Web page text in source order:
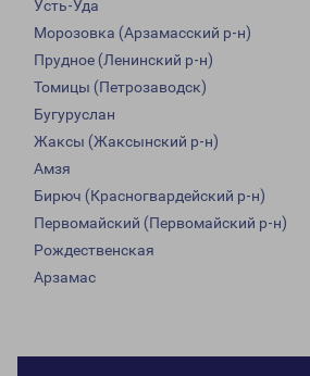
Усть-Уда
Морозовка (Арзамасский р-н)
Прудное (Ленинский р-н)
Томицы (Петрозаводск)
Бугуруслан
Жаксы (Жаксынский р-н)
Амзя
Бирюч (Красногвардейский р-н)
Первомайский (Первомайский р-н)
Рождественская
Арзамас